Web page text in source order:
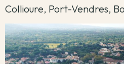
Collioure, Port-Vendres,